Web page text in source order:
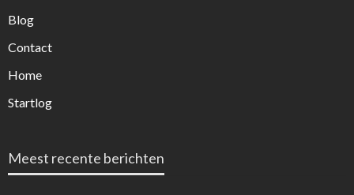
Blog
Contact
Home
Startlog
Meest recente berichten